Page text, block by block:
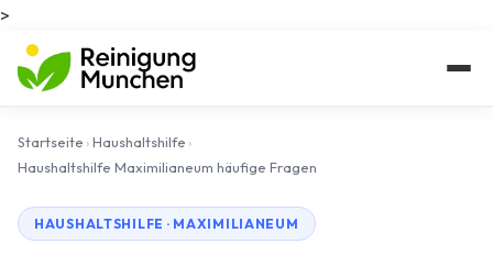
>
Startseite ›Haushaltshilfe ›
Haushaltshilfe Maximilianeum häufige Fragen
HAUSHALTSHILFE · MAXIMILIANEUM